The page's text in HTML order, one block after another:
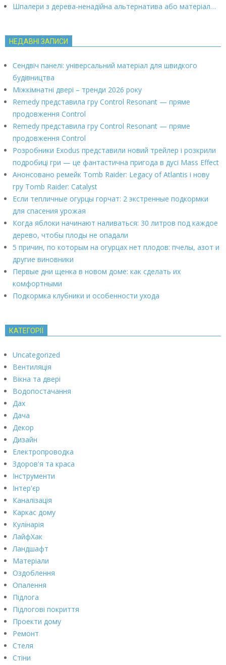
Шпалери з дерева-ненадійна альтернатива або матеріал…
НЕДАВНІ ЗАПИСИ
Сендвіч панелі: універсальний матеріал для швидкого
будівництва
Міжкімнатні двері – тренди 2026 року
Remedy представила гру Control Resonant — пряме
продовження Control
Remedy представила гру Control Resonant — пряме
продовження Control
Розробники Exodus представили новий трейлер і розкрили
подробиці гри — це фантастична пригода в дусі Mass Effect
Анонсовано ремейк Tomb Raider: Legacy of Atlantis і нову
гру Tomb Raider: Catalyst
Если тепличные огурцы горчат: 2 экстренные подкормки
для спасения урожая
Когда яблоки начинают наливаться: 30 литров под каждое
дерево, чтобы плоды не опадали
5 причин, по которым на огурцах нет плодов: пчелы, азот и
другие виновники
Первые дни щенка в новом доме: как сделать их
комфортными
Подкормка клубники и особенности ухода
КАТЕГОРІЇ
Uncategorized
Вентиляція
Вікна та двері
Водопостачання
Дах
Дача
Декор
Дизайн
Електропроводка
Здоров'я та краса
Інструменти
Інтер'єр
Каналізація
Каркас дому
Кулінарія
ЛайфХак
Ландшафт
Матеріали
Оздоблення
Опалення
Підлога
Підлогові покриття
Проекти дому
Ремонт
Стеля
Стіни